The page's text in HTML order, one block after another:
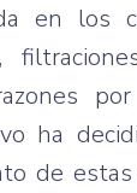
en los
ha
de